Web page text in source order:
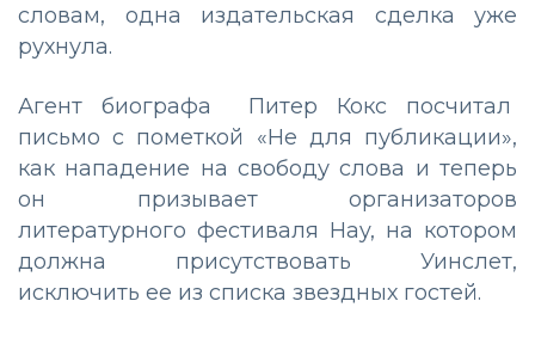
словам, одна издательская сделка уже
рухнула.
Агент биографа Питер Кокс посчитал
письмо с пометкой «Не для публикации»,
как нападение на свободу слова и теперь
он призывает организаторов
литературного фестиваля Hay, на котором
должна присутствовать Уинслет,
исключить ее из списка звездных гостей.